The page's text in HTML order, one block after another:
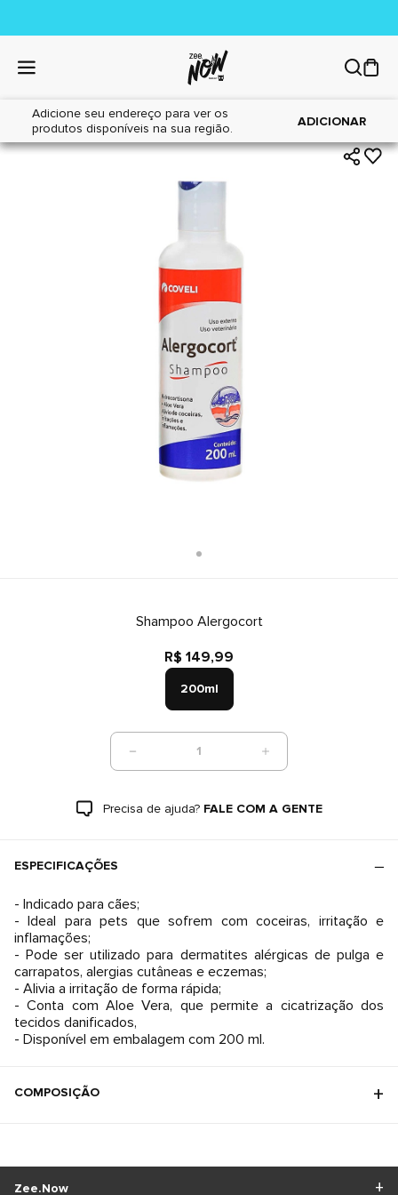
Adicione seu endereço para ver os
produtos disponíveis na sua região.
ADICIONAR
Home|Cães|Farmácia
Shampoo Alergocort
R$ 149,99
200ml
1
Precisa de ajuda? FALE COM A GENTE
ESPECIFICAÇÕES
- Indicado para cães;
- Ideal para pets que sofrem com coceiras, irritação e
inflamações;
- Pode ser utilizado para dermatites alérgicas de pulga e
carrapatos, alergias cutâneas e eczemas;
- Alivia a irritação de forma rápida;
- Conta com Aloe Vera, que permite a cicatrização dos
tecidos danificados,
- Disponível em embalagem com 200 ml.
COMPOSIÇÃO
Zee.Now